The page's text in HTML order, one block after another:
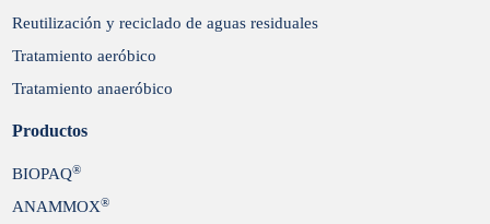
Reutilización y reciclado de aguas residuales
Tratamiento aeróbico
Tratamiento anaeróbico
Productos
BIOPAQ®
ANAMMOX®